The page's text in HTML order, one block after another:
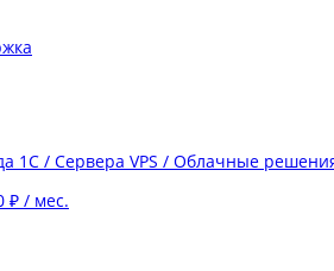
1С / Сервера VPS / Облачные
₽ / мес.